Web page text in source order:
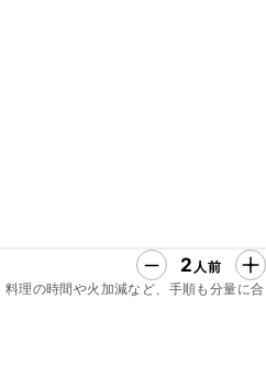
2 人前
理の時間や火加減など、手順も分量に合